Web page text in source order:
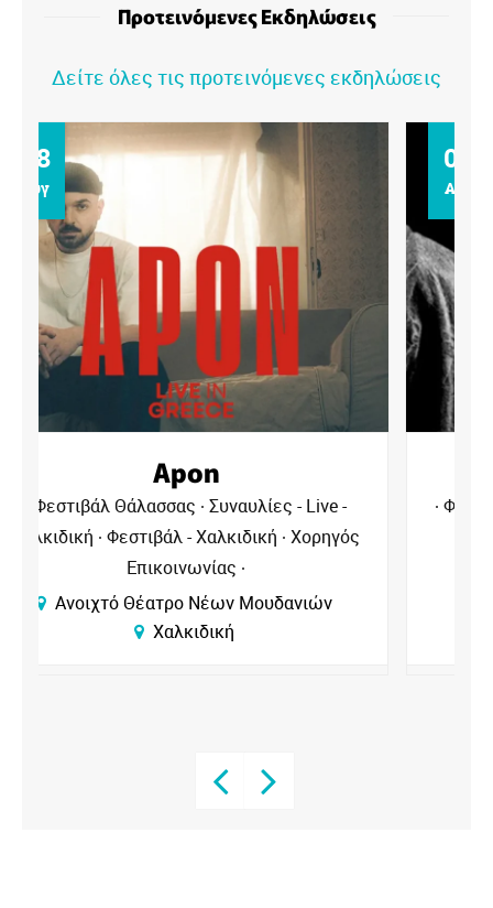
Προτεινόμενες Εκδηλώσεις
Δείτε όλες τις προτεινόμενες εκδηλώσεις
09
Αυγ
Αντιγόνη
Φεστιβάλ Θάλασσας Θέατρα - Χαλκιδική
Φεστιβάλ - Χαλκιδική
Χορηγός
Επικοινωνίας
Ανοιχτό Θέατρο Νέων Μουδανιών
Χαλκιδική